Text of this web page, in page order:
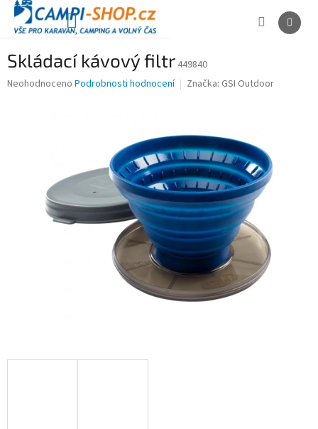
Přejít
obsah
NÁKUPNÍ
Skládací kávový filtr 449840
Průměrné
Neohodnoceno Podrobnosti hodnocení Značka: GSI Outdoor